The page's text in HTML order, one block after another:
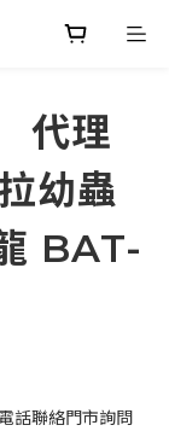
代理
幼蟲
BAT-
話聯絡門市詢問